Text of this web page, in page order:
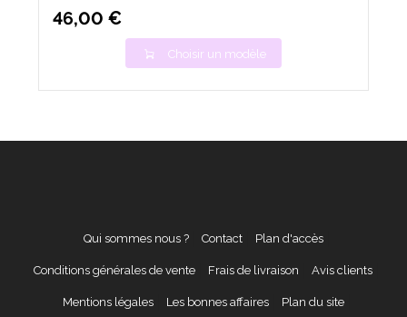
46,00 €
Choisir un modèle
Qui sommes nous ? Contact Plan d'accès
Conditions générales de vente Frais de livraison Avis clients
Mentions légales Les bonnes affaires Plan du site